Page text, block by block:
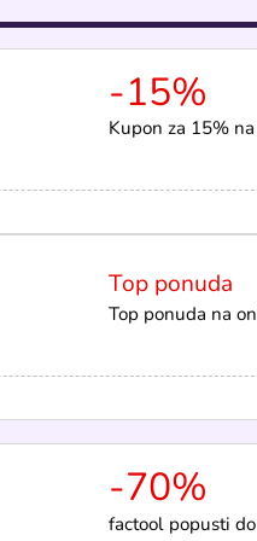
-15%
Kupon za 15%
Top ponuda
Top ponuda na
-70%
factool popusti